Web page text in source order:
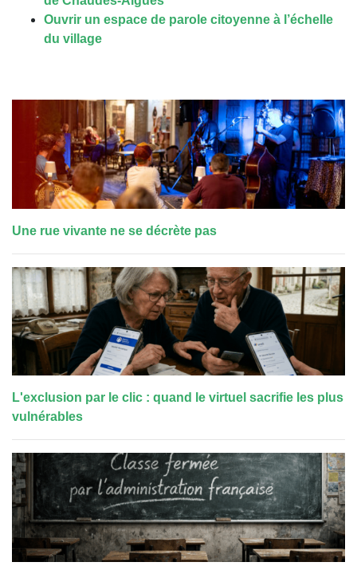
Ouvrir un espace de parole citoyenne à l’échelle
du village
Une rue vivante ne se décrète pas
L'exclusion par le clic : quand le virtuel sacrifie les plus
vulnérables